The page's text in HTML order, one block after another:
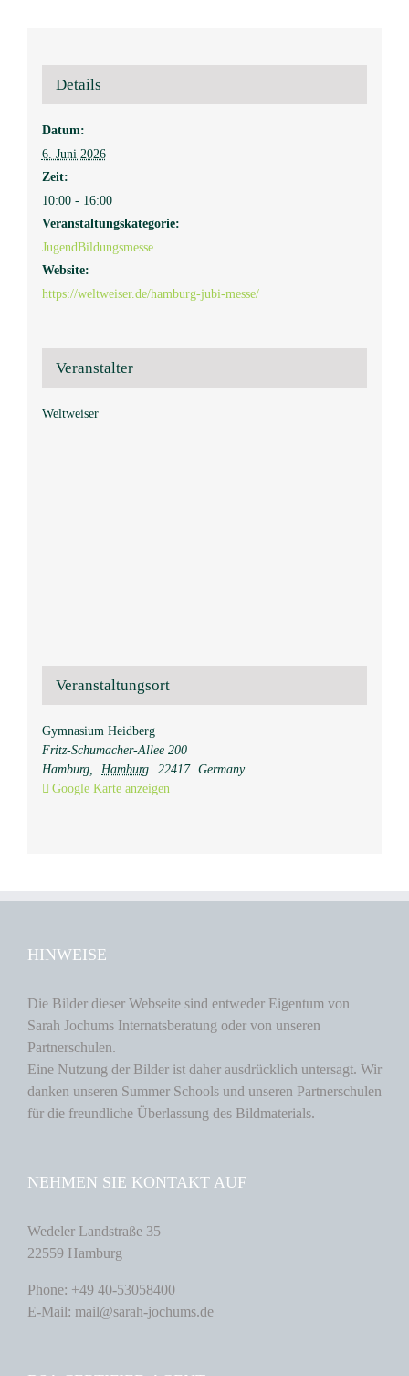
Details
Datum:
6. Juni 2026
Zeit:
10:00 - 16:00
Veranstaltungskategorie:
Jugend­­­­­Bildungsmess­e
Website:
https://weltweiser.de/hamburg-jubi-messe/
Veranstalter
Weltweiser
Veranstaltungsort
Gymnasium Heidberg
Fritz-Schumacher-Allee 200
Hamburg, Hamburg 22417
Germany
Google Karte anzeigen
HINWEISE
Die Bilder dieser Webseite sind entweder Eigentum von
Sarah Jochums Internatsberatung oder von unseren
Partnerschulen.
Eine Nutzung der Bilder ist daher ausdrücklich untersagt. Wir
danken unseren Summer Schools und unseren Partnerschulen
für die freundliche Überlassung des Bildmaterials.
NEHMEN SIE KONTAKT AUF
Wedeler Landstraße 35
22559 Hamburg
Phone: +49 40-53058400
E-Mail: mail@sarah-jochums.de